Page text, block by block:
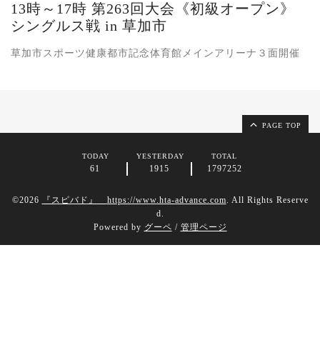
13時～17時 第263回大会《初級オープン》
シングルス戦 in 草加市
草加市スポーツ健康都市記念体育館メインアリーナ３面開催
PAGE TOP
TODAY
61
YESTERDAY
1915
TOTAL
1797252
©2026 『スピバド』 https://www.hta-advance.com. All Rights Reserve
d.
Powered by グーペ / 管理ページ